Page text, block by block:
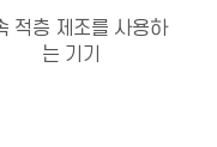
적층 제조를 사용하
는 기기